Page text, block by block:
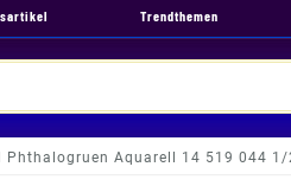
Trendthemen
Phthalogruen Aquarell 14 519 044